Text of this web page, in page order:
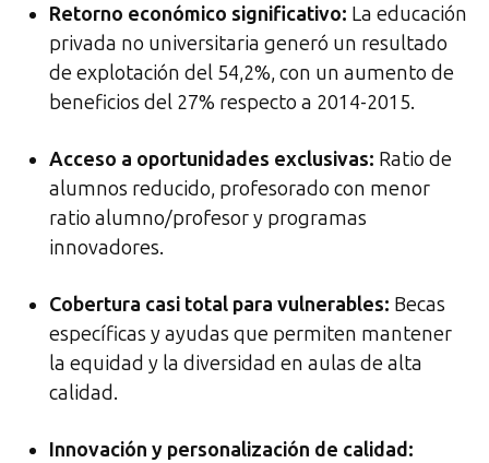
Retorno económico significativo: La educación
privada no universitaria generó un resultado
de explotación del 54,2%, con un aumento de
beneficios del 27% respecto a 2014-2015.
Acceso a oportunidades exclusivas: Ratio de
alumnos reducido, profesorado con menor
ratio alumno/profesor y programas
innovadores.
Cobertura casi total para vulnerables: Becas
específicas y ayudas que permiten mantener
la equidad y la diversidad en aulas de alta
calidad.
Innovación y personalización de calidad: